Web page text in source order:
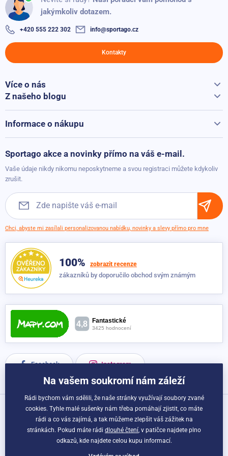
jakýmkoliv dotazem.
+420 555 222 302 info@sportago.cz
Kontakty
Více o nás
Vše o Sportago
Kontakty
Z našeho blogu
Běžecké pásy při přepravě hýčkáme
Informace o nákupu
Obchodní podmínky
Sportago akce a novinky přímo na váš e-mail.
Vaše údaje nikdy nikomu neposkytneme a svou registraci můžete kdykoliv
zrušit.
Chci, abyste mi zasílali personalizovanou nabídku, novinky a slevy přímo pro mne
100% zobrazit recenze
zákazníků by doporučilo obchod svým známým
Facebook Instagram
Možnosti dopravy a platby:
Na vašem soukromí nám záleží
Rádi bychom vám sdělili, že naše stránky využívají soubory zvané
cookies. Tyhle malé sušenky nám třeba pomáhají zjistit, co máte
rádi a co vás zajímá, a tak můžeme zlepšit váš zážitek na
stránkách. Pokud máte rádi dlouhé čtení, v patičce najdete plno
odkazů, kde najdete celou kupu informací.